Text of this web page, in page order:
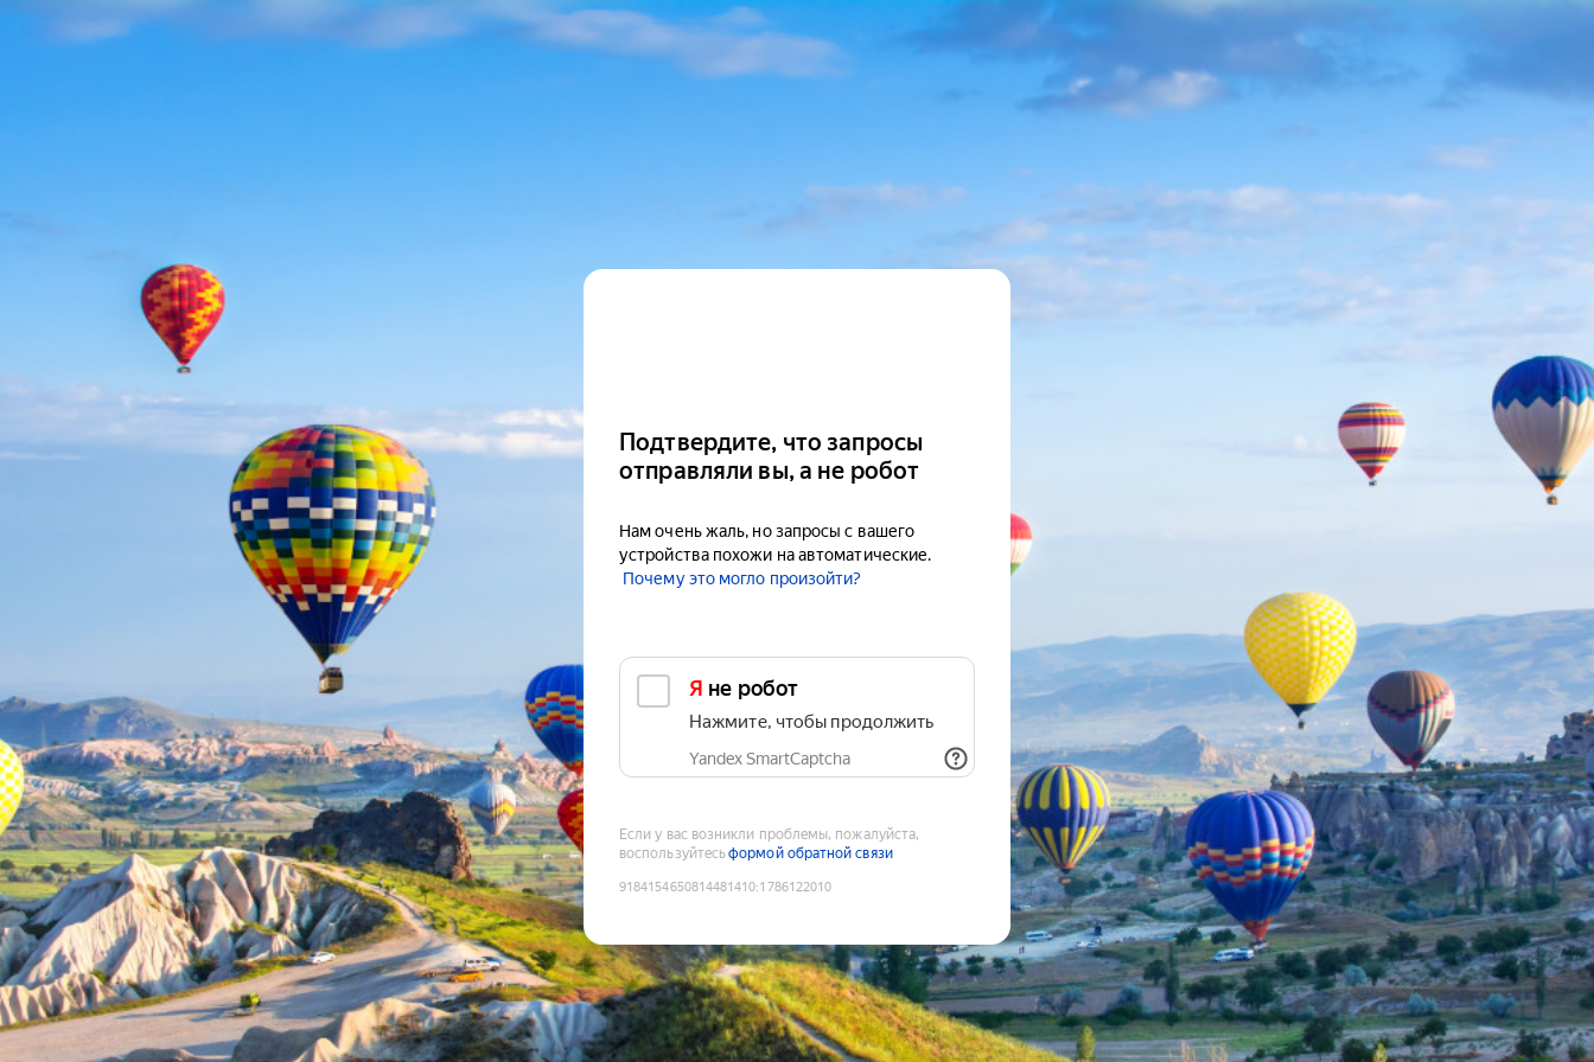
Подтвердите, что запросы
отправляли вы, а не робот
Нам очень жаль, но запросы с вашего
устройства похожи на автоматические.
Почему это могло произойти?
Я не робот
Нажмите, чтобы продолжить
Yandex SmartCaptcha
Если у вас возникли проблемы, пожалуйста,
воспользуйтесьформой обратной связи
9184154650814481410:1786122010